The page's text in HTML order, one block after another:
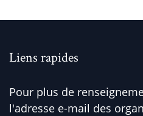
Liens rapides
Pour plus de
l'adresse e-mail des